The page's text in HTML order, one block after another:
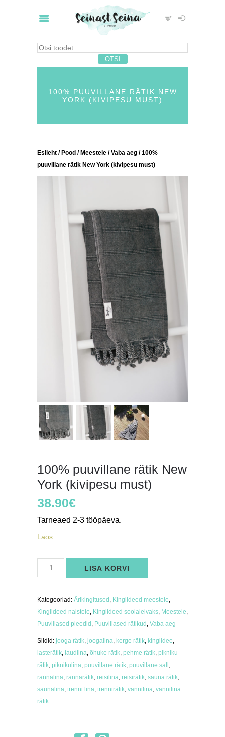
100% PUUVILLANE RÄTIK NEW
YORK (KIVIPESU MUST)
Esileht / Pood / Meestele /Vaba aeg / 100%
puuvillane rätik New York (kivipesu must)
100% puuvillane rätik New
York (kivipesu must)
38.90€
Tarneaed 2-3 tööpäeva.
Laos
puuvillane
rätik
(kivipesu
must)
kogus
LISA KORVI
Kategooriad: Ärikingitused , Kingiideed meestele,
Kingiideed naistele, Kingiideed soolaleivaks, Meestele,
Puuvillased pleedid , Puuvillased rätikud , Vaba aeg
Sildid: jooga rätik, joogalina, kerge rätik, kingiidee,
lasterätik, laudlina, õhuke rätik, pehme rätik, pikniku
rätik, piknikulina, puuvillane rätik, puuvillane sall ,
rannalina, rannarätik, reisilina, reisirätik, sauna rätik,
saunalina, trenni lina, trennirätik, vannilina, vannilina
rätik